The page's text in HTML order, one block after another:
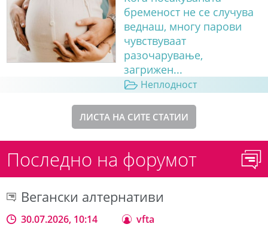
бременост не се случува
веднаш, многу парови
чувствуваат
разочарување,
загрижен...
Неплодност
ЛИСТА НА СИТЕ СТАТИИ
Последно на форумот
Вегански алтернативи
30.07.2026, 10:14 vfta